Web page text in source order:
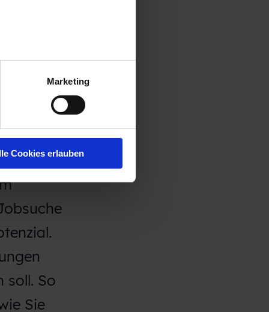
Marketing
Cookies erlauben
eine
soll. So
Sie